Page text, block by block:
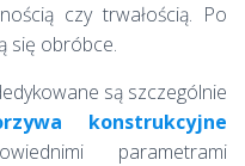
czy trwałością. Po
się obróbce.
są szczególnie
konstrukcyjne
parametrami